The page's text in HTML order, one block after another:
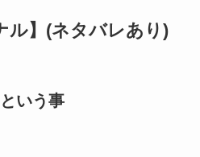
ル】(ネタバレあり)
いう事